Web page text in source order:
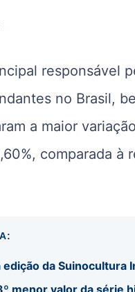
responsável
no Brasil,
a maior
comparada à
edição da Suinocultura
menor valor da série